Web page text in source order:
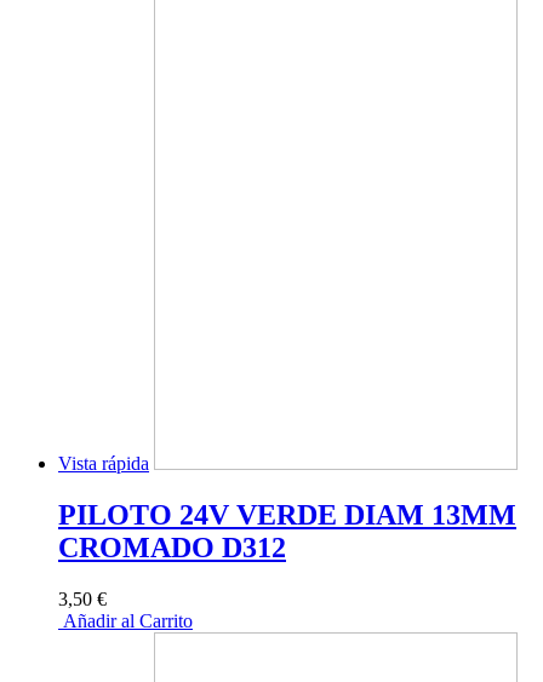
Vista rápida
PILOTO 24V VERDE DIAM 13MM
CROMADO D312
3,50 €
Añadir al Carrito